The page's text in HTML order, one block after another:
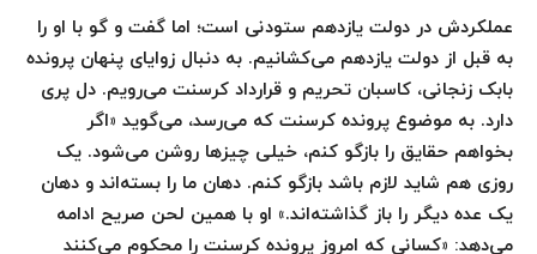
عملکردش در دولت یازدهم ستودنی است؛ اما گفت‌ و‌ گو با او را
به قبل از دولت یازدهم می‌کشانیم. به دنبال زوایای پنهان پرونده
بابک زنجانی، کاسبان تحریم و قرارداد کرسنت می‌رویم. دل پری
دارد. به موضوع پرونده کرسنت که می‌رسد، می‌گوید «اگر
بخواهم حقایق را بازگو کنم، خیلی چیزها روشن می‌شود. یک
روزی هم شاید لازم باشد بازگو کنم. دهان ما را بسته‌اند و دهان
یک عده دیگر را باز گذاشته‌اند.» او با همین لحن صریح ادامه
می‌دهد: «کسانی که امروز پرونده کرسنت را محکوم می‌کنند